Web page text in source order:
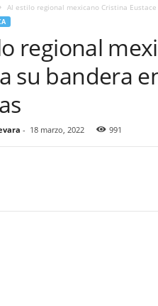
Al estilo regional mexicano Cristina
regional
su bandera
- 18 marzo, 2022 991